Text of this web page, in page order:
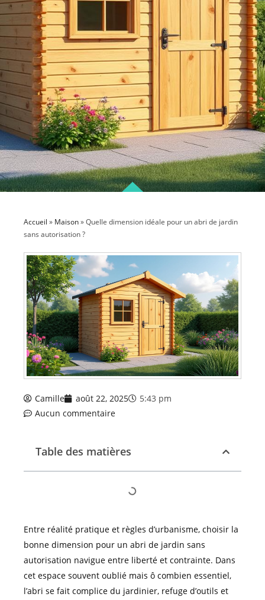
Accueil » Maison»Quelle dimension idéale pour un abri de jardin
sans autorisation ?
Camille août 22, 2025
5:43 pm
Aucun commentaire
Table des matières
Entre réalité pratique et règles d’urbanisme, choisir la
bonne dimension pour un abri de jardin sans
autorisation navigue entre liberté et contrainte. Dans
cet espace souvent oublié mais ô combien essentiel,
l’abri se fait complice du jardinier, refuge d’outils et